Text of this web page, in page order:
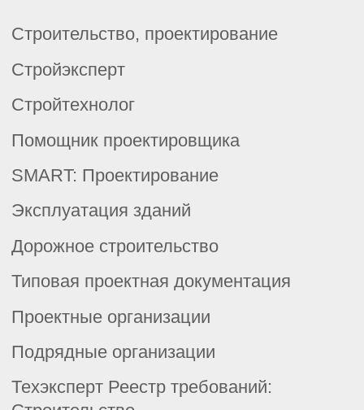
Обучение для специалистов по
Охране труда
Контроль оборота НД
Система цифровых кабинетов
© 2026 ООО «Корпоративные Решения».
Все права защищены
ООО «Корпоративные Решения»
офис 201-202
Согласие на обработку персональных данных
рекламной рассылки
Политика обработки персональных данных